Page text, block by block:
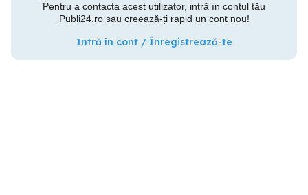
Pentru a contacta acest utilizator, intră în contul tău
Publi24.ro sau creează-ți rapid un cont nou!
Intră în cont / Înregistrează-te